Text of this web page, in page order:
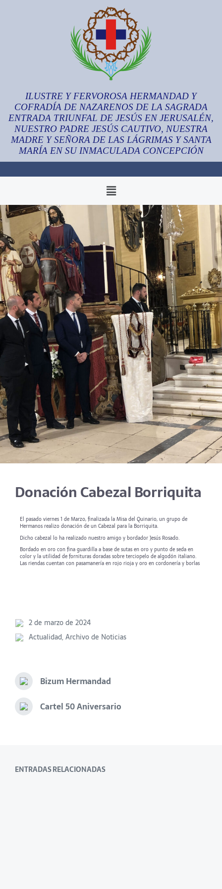
ILUSTRE Y FERVOROSA HERMANDAD Y
COFRADÍA DE NAZARENOS DE LA SAGRADA
ENTRADA TRIUNFAL DE JESÚS EN JERUSALÉN,
NUESTRO PADRE JESÚS CAUTIVO, NUESTRA
MADRE Y SEÑORA DE LAS LÁGRIMAS Y SANTA
MARÍA EN SU INMACULADA CONCEPCIÓN
Donación Cabezal Borriquita
El pasado viernes 1 de Marzo, finalizada la Misa del Quinario, un grupo de
Hermanos realizo donación de un Cabezal para la Borriquita.
Dicho cabezal lo ha realizado nuestro amigo y bordador Jesús Rosado.
Bordado en oro con fina guardilla a base de sutas en oro y punto de seda en
color y la utilidad de fornituras doradas sobre terciopelo de algodón italiano.
Las riendas cuentan con pasamanería en rojo rioja y oro en cordonería y borlas
2 de marzo de 2024
Actualidad,Archivo de Noticias
Bizum Hermandad
Cartel 50 Aniversario
ENTRADAS RELACIONADAS